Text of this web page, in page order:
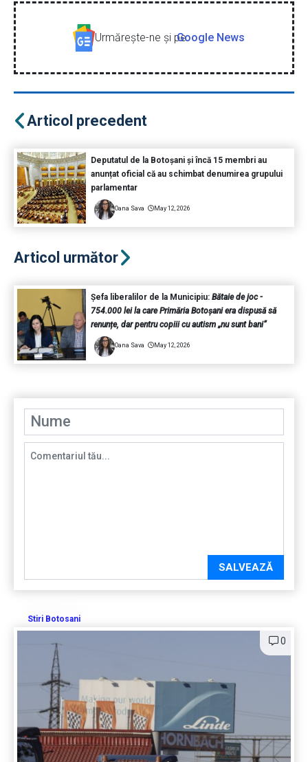
Urmăreşte-ne şi peGoogle News
Articol precedent
Deputatul de la Botoșani și încă 15 membri au
anunțat oficial că au schimbat denumirea grupului
parlamentar
Oana Sava May 12, 2026
Articol următor
Șefa liberalilor de la Municipiu: Bătaie de joc -
754.000 lei la care Primăria Botoșani era dispusă să
renunțe, dar pentru copiii cu autism „nu sunt bani”
Oana Sava May 12, 2026
SALVEAZĂ
Stiri Botosani
0